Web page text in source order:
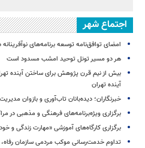
اجتماع شهر
امضای توافق‌نامه توسعه برنامه‌های
هر دو مسیر تونل توحید امشب مسدود است
آینده تهران
خبرنگاران؛ دیده‌بانان تاب‌آوری و بازوان
برگزاری ویژه‌برنامه‌های فرهنگی و مذهبی در
برگزاری کارگاه‌های آموزشی «مهارت زندگی و
تداوم خدمت‌رسانی موکب مردمی سازمان